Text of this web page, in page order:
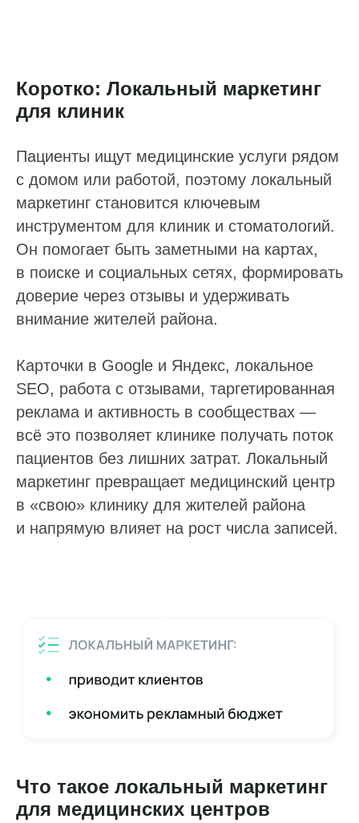
Коротко: Локальный маркетинг
для клиник
Пациенты ищут медицинские услуги рядом
с домом или работой, поэтому локальный
маркетинг становится ключевым
инструментом для клиник и стоматологий.
Он помогает быть заметными на картах,
в поиске и социальных сетях, формировать
доверие через отзывы и удерживать
внимание жителей района.
Карточки в Google и Яндекс, локальное
SEO, работа с отзывами, таргетированная
реклама и активность в сообществах —
всё это позволяет клинике получать поток
пациентов без лишних затрат. Локальный
маркетинг превращает медицинский центр
в «свою» клинику для жителей района
и напрямую влияет на рост числа записей.
Что такое локальный маркетинг
для медицинских центров